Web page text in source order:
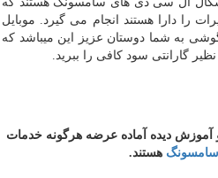
را دارا هستند انجام می گیرد. موبایل
به شما دوستان عزیز این میباشد که
گارانتی سود کافی را ببرید.
آموزش دیده آماده عرضه هرگونه خدمات
هستند.